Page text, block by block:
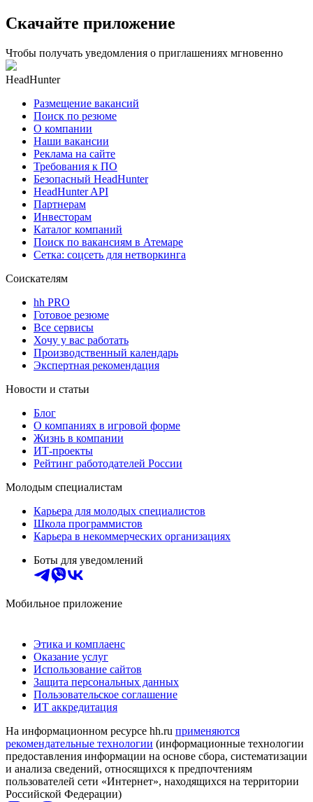
Скачайте приложение
Чтобы получать уведомления о приглашениях мгновенно
HeadHunter
Размещение вакансий
Поиск по резюме
О компании
Наши вакансии
Реклама на сайте
Требования к ПО
Безопасный HeadHunter
HeadHunter API
Партнерам
Инвесторам
Каталог компаний
Поиск по вакансиям в Атемаре
Сетка: соцсеть для нетворкинга
Соискателям
hh PRO
Готовое резюме
Все сервисы
Хочу у вас работать
Производственный календарь
Экспертная рекомендация
Новости и статьи
Блог
О компаниях в игровой форме
Жизнь в компании
ИТ-проекты
Рейтинг работодателей России
Молодым специалистам
Карьера для молодых специалистов
Школа программистов
Карьера в некоммерческих организациях
Боты для уведомлений
Мобильное приложение
Этика и комплаенс
Оказание услуг
Использование сайтов
Защита персональных данных
Пользовательское соглашение
ИТ аккредитация
На информационном ресурсе hh.ru применяются
рекомендательные технологии (информационные технологии
предоставления информации на основе сбора, систематизации
и анализа сведений, относящихся к предпочтениям
пользователей сети «Интернет», находящихся на территории
Российской Федерации)